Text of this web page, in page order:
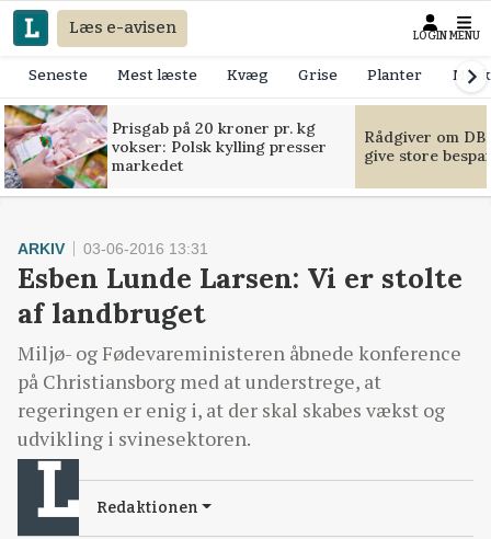
Læs e-avisen LOGIN MENU
Seneste Mest læste Kvæg Grise Planter
Prisgab på 20 kroner pr. kg
vokser: Polsk kylling presser
markedet
Rådgiver om
give store
ARKIV 03-06-2016 13:31
Esben Lunde Larsen: Vi er stolte
af landbruget
Miljø- og Fødevareministeren åbnede konference
på Christiansborg med at understrege, at
regeringen er enig i, at der skal skabes vækst og
udvikling i svinesektoren.
Redaktionen